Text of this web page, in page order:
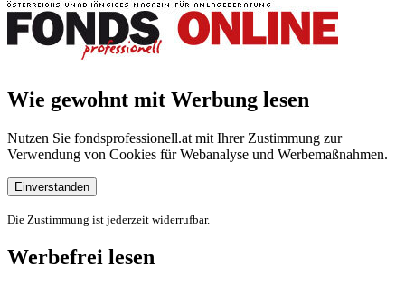
Wie gewohnt mit Werbung lesen
Nutzen Sie fondsprofessionell.at mit Ihrer Zustimmung zur
Verwendung von Cookies für Webanalyse und Werbemaßnahmen.
Einverstanden
Die Zustimmung ist jederzeit widerrufbar.
Werbefrei lesen